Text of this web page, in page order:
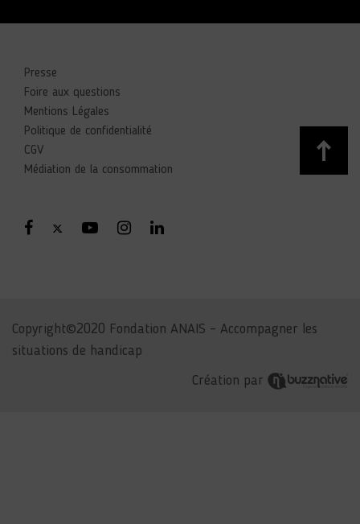
Presse
Foire aux questions
Mentions Légales
Politique de confidentialité
CGV
Médiation de la consommation
Copyright©2020 Fondation ANAIS – Accompagner les
situations de handicap
Création par